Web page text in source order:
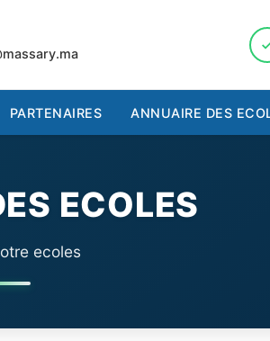
PARTENAIRES ANNUAIRE DES
ECOLES
ecoles